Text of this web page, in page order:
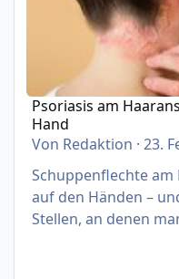
Psoriasis am
Hand
Von Redaktion ·23.
Schuppenflechte am
auf den Händen –
Stellen, an denen